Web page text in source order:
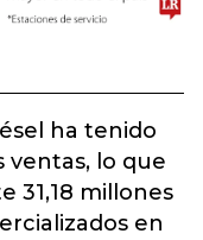
ha tenido
ventas, lo que
31,18 millones
en